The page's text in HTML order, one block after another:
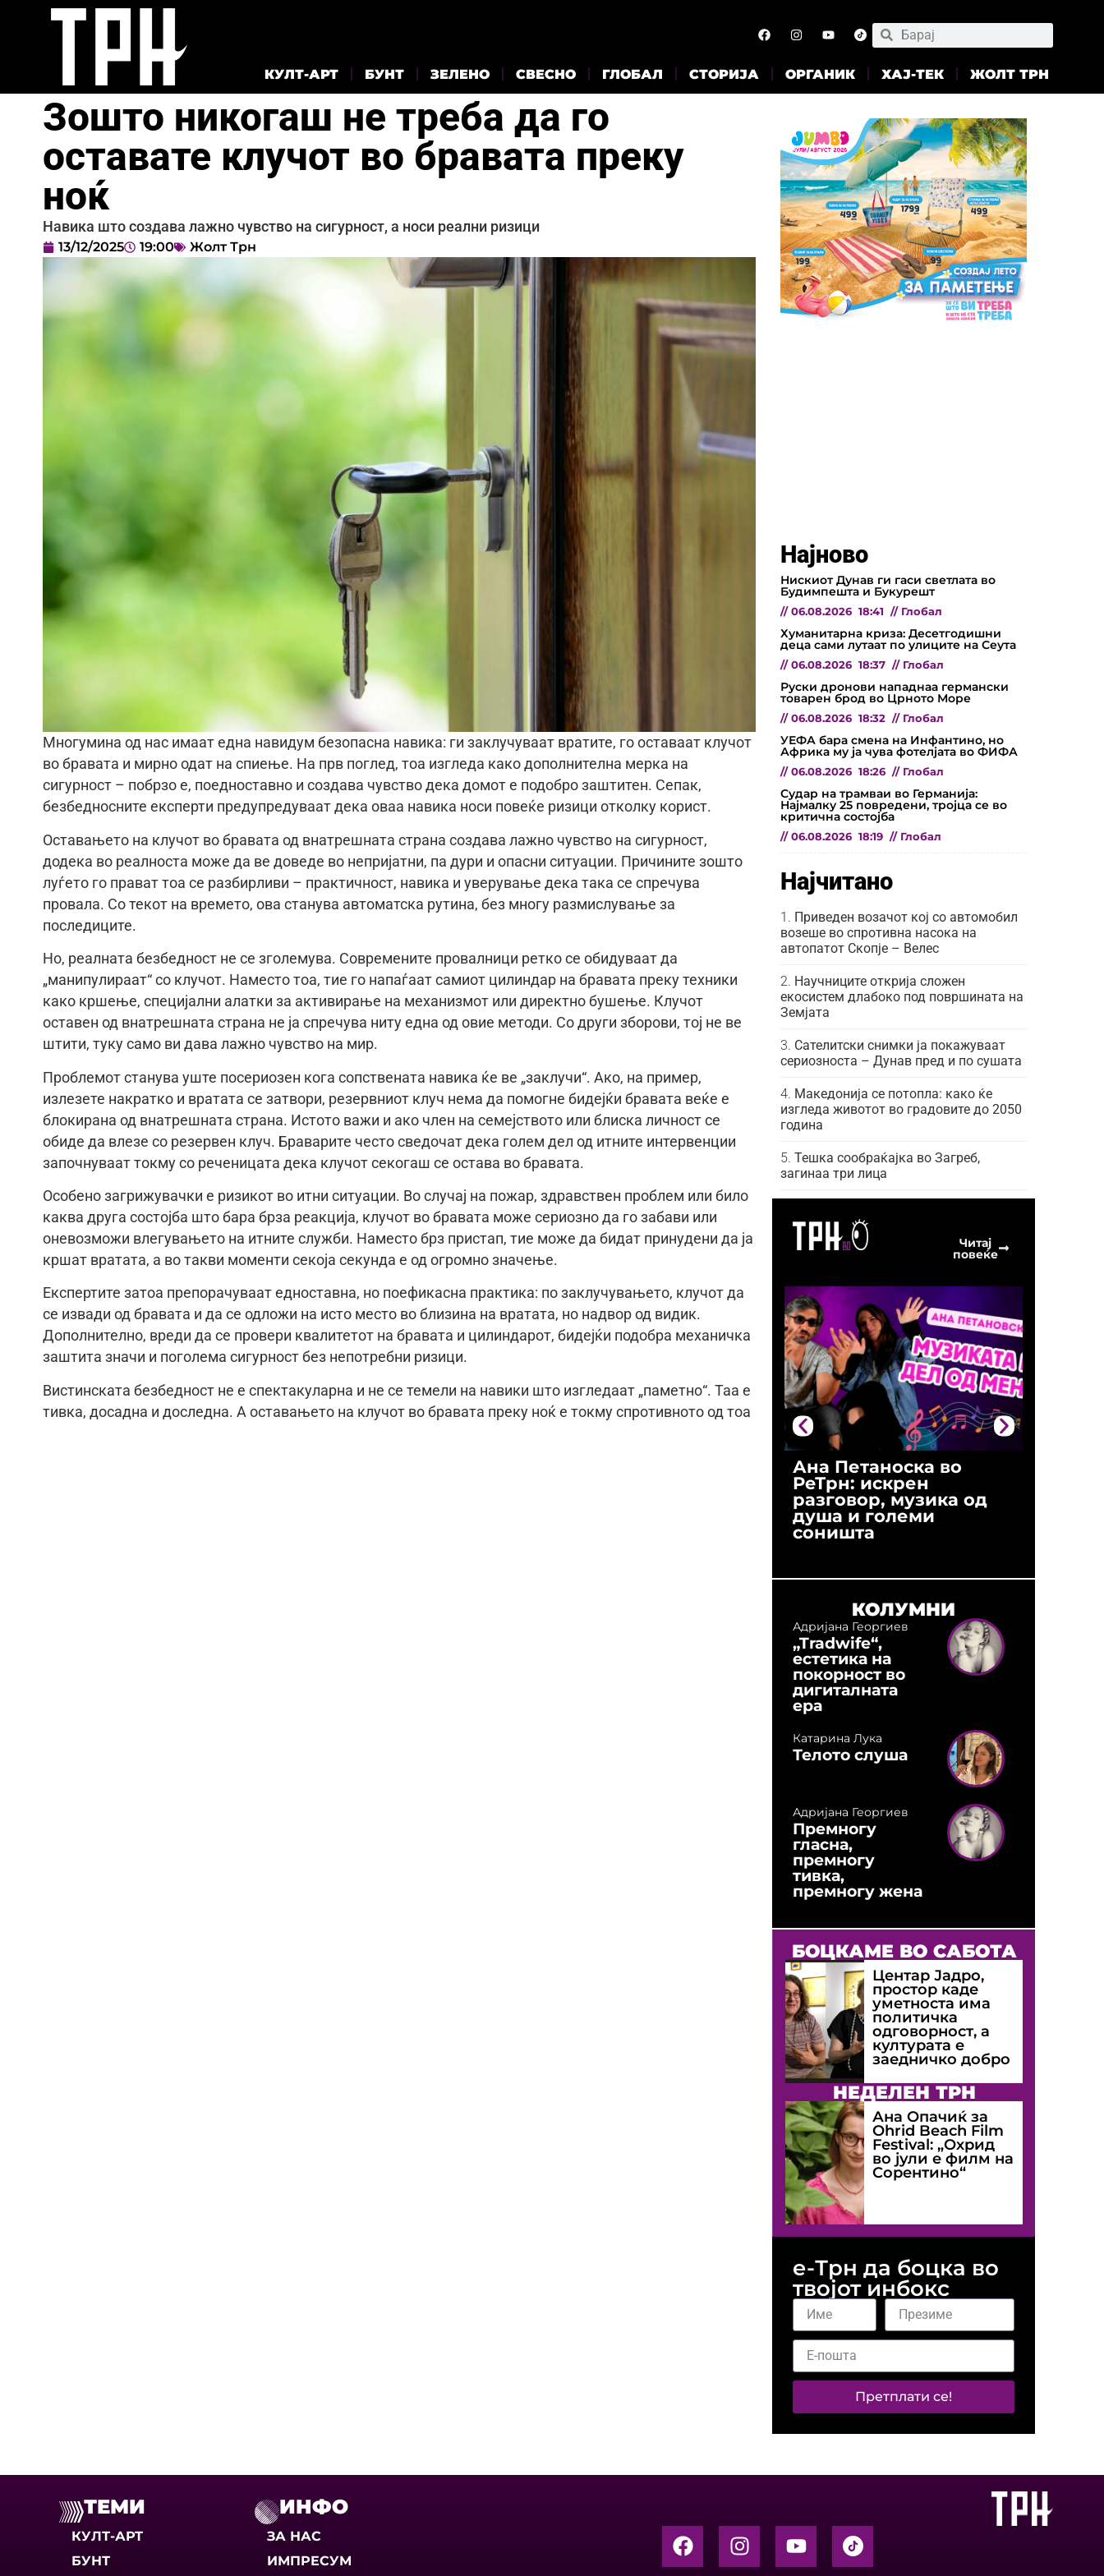
КУЛТ-АРТ БУНТ ЗЕЛЕНО СВЕСНО ГЛОБАЛ СТОРИЈА ОРГАНИК ХАЈ-ТЕК ЖОЛТ ТРН
Зошто никогаш не треба да го
оставате клучот во бравата преку
ноќ
Навика што создава лажно чувство на сигурност, а носи реални ризици
13/12/2025 19:00 Жолт Трн
Многумина од нас имаат една навидум безопасна навика: ги заклучуваат вратите, го оставаат клучот
во бравата и мирно одат на спиење. На прв поглед, тоа изгледа како дополнителна мерка на
сигурност – побрзо е, поедноставно и создава чувство дека домот е подобро заштитен. Сепак,
безбедносните експерти предупредуваат дека оваа навика носи повеќе ризици отколку корист.
Оставањето на клучот во бравата од внатрешната страна создава лажно чувство на сигурност,
додека во реалноста може да ве доведе во непријатни, па дури и опасни ситуации. Причините зошто
луѓето го прават тоа се разбирливи – практичност, навика и уверување дека така се спречува
провала. Со текот на времето, ова станува автоматска рутина, без многу размислување за
последиците.
Но, реалната безбедност не се зголемува. Современите провалници ретко се обидуваат да
„манипулираат“ со клучот. Наместо тоа, тие го напаѓаат самиот цилиндар на бравата преку техники
како кршење, специјални алатки за активирање на механизмот или директно бушење. Клучот
оставен од внатрешната страна не ја спречува ниту една од овие методи. Со други зборови, тој не ве
штити, туку само ви дава лажно чувство на мир.
Проблемот станува уште посериозен кога сопствената навика ќе ве „заклучи“. Ако, на пример,
излезете накратко и вратата се затвори, резервниот клуч нема да помогне бидејќи бравата веќе е
блокирана од внатрешната страна. Истото важи и ако член на семејството или блиска личност се
обиде да влезе со резервен клуч. Браварите често сведочат дека голем дел од итните интервенции
започнуваат токму со реченицата дека клучот секогаш се остава во бравата.
Особено загрижувачки е ризикот во итни ситуации. Во случај на пожар, здравствен проблем или било
каква друга состојба што бара брза реакција, клучот во бравата може сериозно да го забави или
оневозможи влегувањето на итните служби. Наместо брз пристап, тие може да бидат принудени да ја
кршат вратата, а во такви моменти секоја секунда е од огромно значење.
Експертите затоа препорачуваат едноставна, но поефикасна практика: по заклучувањето, клучот да
се извади од бравата и да се одложи на исто место во близина на вратата, но надвор од видик.
Дополнително, вреди да се провери квалитетот на бравата и цилиндарот, бидејќи подобра механичка
заштита значи и поголема сигурност без непотребни ризици.
Вистинската безбедност не е спектакуларна и не се темели на навики што изгледаат „паметно“. Таа е
тивка, досадна и доследна. А оставањето на клучот во бравата преку ноќ е токму спротивното од тоа
Најново
Нискиот Дунав ги гаси светлата во
Будимпешта и Букурешт
// 06.08.2026 18:41 // Глобал
Хуманитарна криза: Десетгодишни
деца сами лутаат по улиците на Сеута
// 06.08.2026 18:37 // Глобал
Руски дронови нападнаа германски
товарен брод во Црното Море
// 06.08.2026 18:32 // Глобал
УЕФА бара смена на Инфантино, но
Африка му ја чува фотелјата во ФИФА
// 06.08.2026 18:26 // Глобал
Судар на трамваи во Германија:
Најмалку 25 повредени, тројца се во
критична состојба
// 06.08.2026 18:19 // Глобал
Најчитано
Приведен возачот кој со автомобил
возеше во спротивна насока на
автопатот Скопје – Велес
Научниците открија сложен
екосистем длабоко под површината на
Земјата
Сателитски снимки ја покажуваат
сериозноста – Дунав пред и по сушата
Македонија се потопла: како ќе
изгледа животот во градовите до 2050
година
Тешка сообраќајка во Загреб,
загинаа три лица
Читај
повеќе
Ана Петаноска во
РеТрн: искрен
разговор, музика од
душа и големи
соништа
КОЛУМНИ
Адријана Георгиев
„Tradwife“,
естетика на
покорност во
дигиталната
ера
Катарина Лука
Телото слуша
Адријана Георгиев
Премногу
гласна,
премногу
тивка,
премногу жена
БОЦКАМЕ ВО САБОТА
Центар Јадро,
простор каде
уметноста има
политичка
одговорност, а
културата е
заедничко добро
НЕДЕЛЕН ТРН
Ана Опачиќ за
Оhrid Beach Film
Festival: „Охрид
во јули е филм на
Сорентино“
е-Трн да боцка во
твојот инбокс
Претплати се!
ТЕМИ
КУЛТ-АРТ
БУНТ
ИНФО
ЗА НАС
ИМПРЕСУМ